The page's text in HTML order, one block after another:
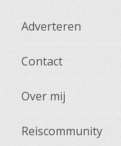
Adverteren
Contact
Over mij
Reiscommunity